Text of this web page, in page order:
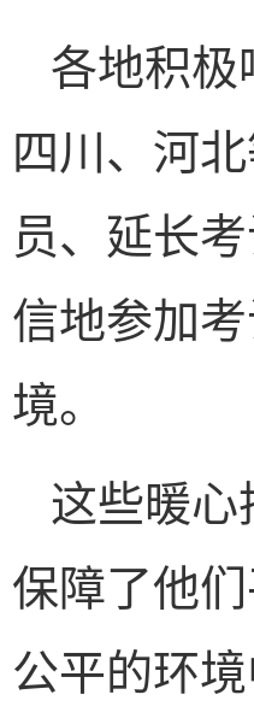
各地积
四川、河
员、延长
信地参加
境。
这些暖
保障了他
公平的环境